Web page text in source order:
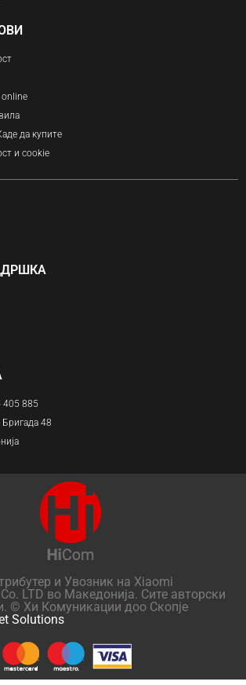
да купите
и cookie
405 885
48
и Увозник на Xiaomi
LTD во Македонија. Сите авторски
© Хи Комуникации доо Скопје
Solutions